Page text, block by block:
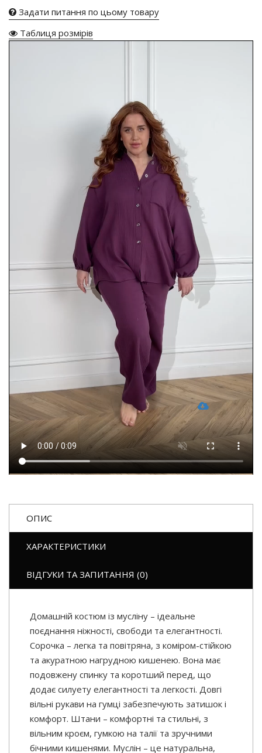
Задати питання по цьому товару
Таблиця розмірів
ОПИС
ХАРАКТЕРИСТИКИ
ВІДГУКИ ТА ЗАПИТАННЯ (0)
Домашній костюм із мусліну – ідеальне
поєднання ніжності, свободи та елегантності.
Сорочка – легка та повітряна, з коміром-стійкою
та акуратною нагрудною кишенею. Вона має
подовжену спинку та коротший перед, що
додає силуету елегантності та легкості. Довгі
вільні рукави на гумці забезпечують затишок і
комфорт. Штани – комфортні та стильні, з
вільним кроєм, гумкою на талії та зручними
бічними кишенями. Муслін – це натуральна,